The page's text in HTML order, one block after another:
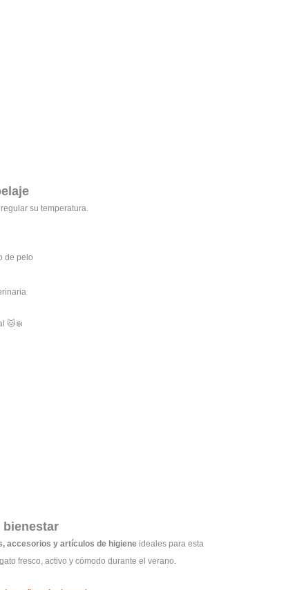
su temperatura.
de pelo
🐱❄️
accesorios y artículos de higiene ideales para esta
fresco, activo y cómodo durante el verano.